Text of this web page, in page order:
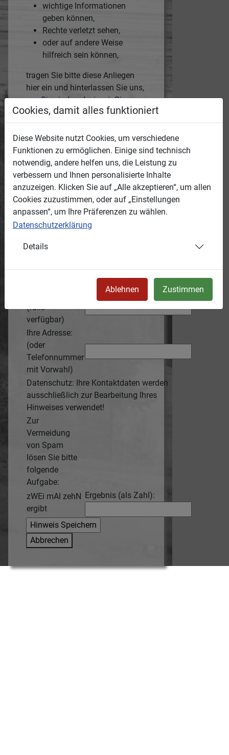
wichtige Informationen
geben können,
Rechte verletzt sehen,
oder auf andere Weise
hilfreich sein können,
tragen Sie bitte diese Anliegen
hier ein und hinterlassen Sie uns,
wer Sie sind und wie wir Sie
erreichen können.
Die Medien-ID des jeweiligen
Mediums wird automatisch mit
übertragen.
Anonyme Hinweise werden wir
nicht bearbeiten!
Grund:
(falls
verfügbar)
Ihre Adresse:
(oder
Telefonnummer
mit Vorwahl)
Datenschutz: Ihre Kontaktdaten werden
ausschließlich zur Bearbeitung Ihres
Hinweises verwendet!
Zur
Vermeidung
von Spam
lösen Sie bitte
folgende
Aufgabe:
zWEi mAl zehN
ergibt
Ergebnis (als Zahl):
Abbrechen
Cookies, damit alles funktioniert
Diese Website nutzt Cookies, um verschiedene
Funktionen zu ermöglichen. Einige sind technisch
notwendig, andere helfen uns, die Leistung zu
verbessern und Ihnen personalisierte Inhalte
anzuzeigen. Klicken Sie auf „Alle akzeptieren“, um allen
Cookies zuzustimmen, oder auf „Einstellungen
anpassen“, um Ihre Präferenzen zu wählen.
Datenschutzerklärung
Details
Ablehnen Zustimmen